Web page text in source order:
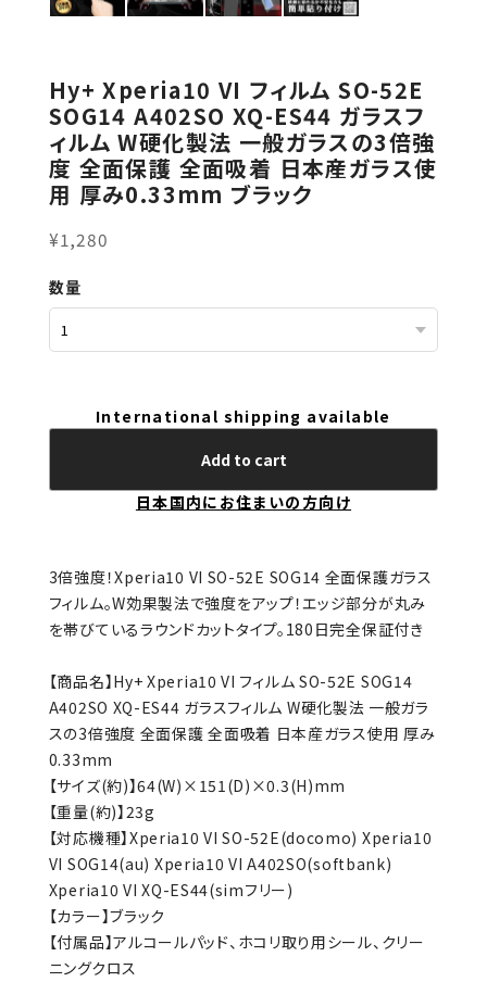
Hy+ Xperia10 VI フィルム SO-52E
SOG14 A402SO XQ-ES44 ガラスフ
ィルム W硬化製法 一般ガラスの3倍強
度 全面保護 全面吸着 日本産ガラス使
用 厚み0.33mm ブラック
¥1,280
数量
International shipping available
Add to cart
日本国内にお住まいの方向け
3倍強度！Xperia10 VI SO-52E SOG14 全面保護ガラス
フィルム。W効果製法で強度をアップ！エッジ部分が丸み
を帯びているラウンドカットタイプ。180日完全保証付き
【商品名】Hy+ Xperia10 VI フィルム SO-52E SOG14
A402SO XQ-ES44 ガラスフィルム W硬化製法 一般ガラ
スの3倍強度 全面保護 全面吸着 日本産ガラス使用 厚み
0.33mm
【サイズ(約)】64(W)×151(D)×0.3(H)mm
【重量(約)】23g
【対応機種】Xperia10 VI SO-52E(docomo) Xperia10
VI SOG14(au) Xperia10 VI A402SO(softbank)
Xperia10 VI XQ-ES44(simフリー)
【カラー】ブラック
【付属品】アルコールパッド、ホコリ取り用シール、クリー
ニングクロス